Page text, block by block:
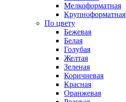
Мелкоформатная
Крупноформатная
По цвету
Бежевая
Белая
Голубая
Желтая
Зеленая
Коричневая
Красная
Оранжевая